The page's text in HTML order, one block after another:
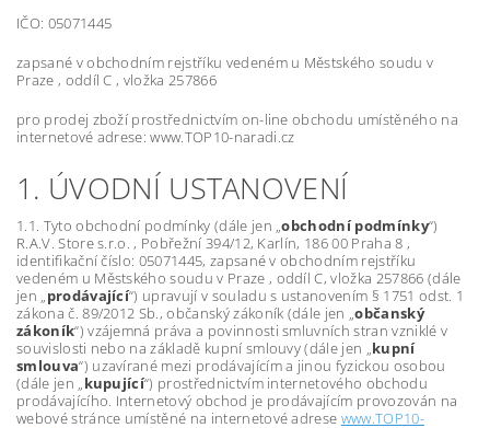
IČO: 05071445
zapsané v obchodním rejstříku vedeném u Městského soudu v
Praze , oddíl C , vložka 257866
pro prodej zboží prostřednictvím on-line obchodu umístěného na
internetové adrese: www.TOP10-naradi.cz
1. ÚVODNÍ USTANOVENÍ
1.1. Tyto obchodní podmínky (dále jen „obchodní podmínky“)
R.A.V. Store s.r.o. , Pobřežní 394/12, Karlín, 186 00 Praha 8 ,
identifikační číslo: 05071445, zapsané v obchodním rejstříku
vedeném u Městského soudu v Praze , oddíl C, vložka 257866 (dále
jen „prodávající“) upravují v souladu s ustanovením § 1751 odst. 1
zákona č. 89/2012 Sb., občanský zákoník (dále jen „občanský
zákoník“) vzájemná práva a povinnosti smluvních stran vzniklé v
souvislosti nebo na základě kupní smlouvy (dále jen „kupní
smlouva“) uzavírané mezi prodávajícím a jinou fyzickou osobou
(dále jen „kupující“) prostřednictvím internetového obchodu
prodávajícího. Internetový obchod je prodávajícím provozován na
webové stránce umístěné na internetové adrese www.TOP10-